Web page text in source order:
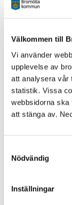
Välkommen till
Vi använder
upplevelse av
att analysera vår
statistik. Vissa
webbsidorna ska
att stänga av.
Nödvändig
Inställningar
18 August
Ta emot en
Inspirera
samtidigt upp
medarbetare
Bromölla
Nyhet